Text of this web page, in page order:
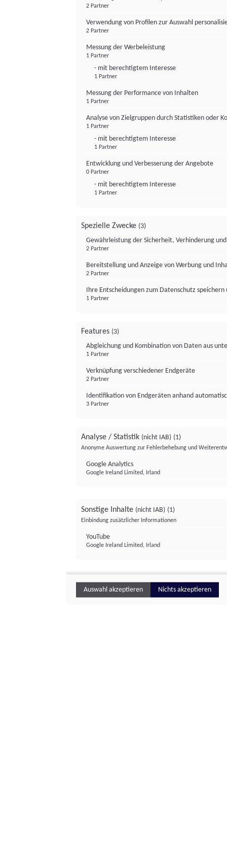
2 Partner
Verwendung von Profilen zur Auswahl
2 Partner
Messung der Werbeleistung
1 Partner
- mit berechtigtem Interesse
1 Partner
Messung der Performance von Inhalten
1 Partner
Analyse von Zielgruppen durch Statistiken oder
1 Partner
- mit berechtigtem Interesse
1 Partner
Entwicklung und Verbesserung der Angebote
0 Partner
- mit berechtigtem Interesse
1 Partner
Spezielle Zwecke (3)
Gewährleistung der Sicherheit, Verhinderung
2 Partner
Bereitstellung und Anzeige von Werbung und
2 Partner
Ihre Entscheidungen zum Datenschutz
1 Partner
Features (3)
Abgleichung und Kombination von Daten aus
1 Partner
Verknüpfung verschiedener Endgeräte
2 Partner
Identifikation von Endgeräten anhand
3 Partner
Analyse / Statistik (nicht IAB) (1)
Anonyme Auswertung zur Fehlerbehebung und
Google Analytics
Google Ireland Limited, Irland
Sonstige Inhalte (nicht IAB) (1)
Einbindung zusätzlicher Informationen
YouTube
Google Ireland Limited, Irland
Auswahl akzeptieren Nichts akzeptieren